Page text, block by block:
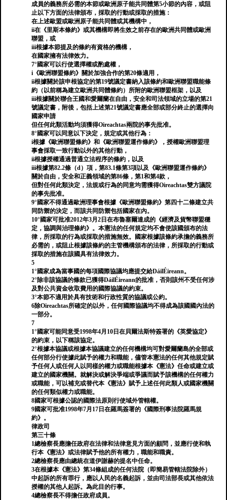
成員的義務所必需的本節或歐洲原子能共同體第5小節的內容，或阻
止以下方面的法律頒布，採取的行動或採取的措施：
在上述歐盟或歐洲原子能共同體或其機構中，
ii在《里斯本條約》或其機構即將生效之前存在的歐洲共同體或歐洲
聯盟，或
iii根據本節提及的條約有資格的機構，
在國家擁有法律效力。
7°國家可以行使選擇權或酌處權，
i《歐洲聯盟條約》關於加強合作的第20條適用，
ii根據關於該申根協定的第19號議定書納入該條約和歐洲聯盟職能條
約（以前稱為建立歐洲共同體條約）所附的歐洲聯盟框架，以及
iii根據關於聯合王國和愛爾蘭在自由，安全和司法領域的立場的第21
號議定書，附後，包括上述第21號議定書應全部或部分終止的選擇向
國家申請
但任何此類活動均須獲得Oireachtas兩院的事先批准。
8°國家可以同意以下決定，規定或其他行為：
i根據《歐洲聯盟條約》和《歐洲聯盟運作條約》，授權歐洲聯盟理
事會採取一致行動以外的其他行動，
ii根據授權通過普通立法程序的條約，以及
iii根據第82.2條（d）項，第83.1條第3項以及《歐洲聯盟運作條約》
關於自由，安全和正義領域的第86條，第1和第4款，
但對任何此類決定，法規或行為的同意均需獲得Oireachtas雙方議院
的事先批准。
9°國家不得通過歐洲理事會根據《歐洲聯盟條約》第四十二條建立共
同防禦的決定，而該共同防禦包括國家在內。
10°國家可批准2012年3月2日在布魯塞爾達成的《經濟及貨幣聯盟穩
定，協調與治理條約》。本憲法的任何規定均不會使該國頒布的法
律，所採取的行為或採取的措施無效。國家根據該條約承擔的義務所
必需的，或阻止根據該條約的主管機構頒布的法律，所採取的行動或
採取的措施在該國具有法律效力。
5
1°國家成為當事國的每項國際協議均應提交給DáilÉireann。
2°除非該協議的條款已獲得DáilÉireann的批准，否則該州不受任何涉
及對公共資金收取費用的國際協議的約束。
3°本節不適用於具有技術和行政性質的協議或公約。
6除Oireachtas所確定的以外，任何國際協議均不得成為該國國內法的
一部分。
7
1°國家可能同意受1998年4月10日在貝爾法斯特簽署的《英愛協定》
的約束，以下稱該協定。
2°根據本協議或根據本協議建立的任何機構均可對愛爾蘭島的全部或
任何部分行使據此賦予的權力和職能，儘管本憲法的任何其他規定賦
予任何人或任何人以同樣的權力或職能根據本《憲法》任命或建立或
建立的國家機關。就解決或解決爭端或爭議而賦予該機構的任何權力
或職能，可以補充或替代本《憲法》賦予上述任何此類人或國家機關
的任何類似權力或職能。
8國家可根據公認的國際法原則行使域外管轄權。
9國家可批准1998年7月17日在羅馬簽署的《國際刑事法院羅馬規
約》。
律政司
第三十條
1總檢察長應擔任政府在法律和法律意見方面的顧問，並應行使和執
行本《憲法》或法律賦予他的所有權力，職能和職責。
2總檢察長應由總統在道伊謝赫的提名中任命。
3在根據本《憲法》第34條組成的任何法院（即簡易管轄法院除外）
中起訴的所有罪行，應以人民的名義起訴，並由司法部長或其他依法
授權的其他人起訴。為此目的行事。
4總檢察長不得擔任政府成員。